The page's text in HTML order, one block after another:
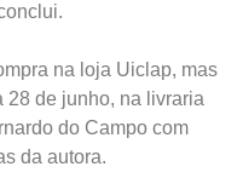
na loja Uiclap, mas
28 de junho, na livraria
do Campo com
da autora.